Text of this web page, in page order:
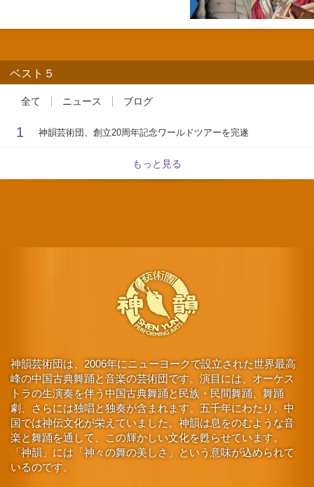
ベスト５
全て ニュース ブログ
1 神韻芸術団、創立20周年記念ワールドツアーを完遂
もっと見る
神韻芸術団は、2006年にニューヨークで設立された世界最高
峰の中国古典舞踊と音楽の芸術団です。演目には、オーケス
トラの生演奏を伴う中国古典舞踊と民族・民間舞踊、舞踊
劇、さらには独唱と独奏が含まれます。五千年にわたり、中
国では神伝文化が栄えていました。神韻は息をのむような音
楽と舞踊を通して、この輝かしい文化を甦らせています。
「神韻」には「神々の舞の美しさ」という意味が込められて
いるのです。